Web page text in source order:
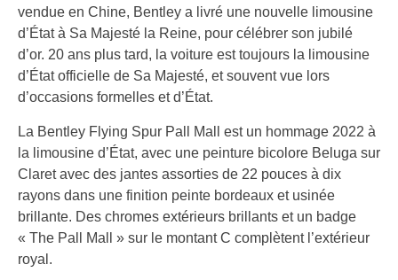
vendue en Chine, Bentley a livré une nouvelle limousine
d’État à Sa Majesté la Reine, pour célébrer son jubilé
d’or. 20 ans plus tard, la voiture est toujours la limousine
d’État officielle de Sa Majesté, et souvent vue lors
d’occasions formelles et d’État.
La Bentley Flying Spur Pall Mall est un hommage 2022 à
la limousine d’État, avec une peinture bicolore Beluga sur
Claret avec des jantes assorties de 22 pouces à dix
rayons dans une finition peinte bordeaux et usinée
brillante. Des chromes extérieurs brillants et un badge
« The Pall Mall » sur le montant C complètent l’extérieur
royal.